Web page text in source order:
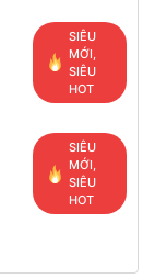
SIÊU
MỚI,
SIÊU
HOT
SIÊU
MỚI,
SIÊU
HOT